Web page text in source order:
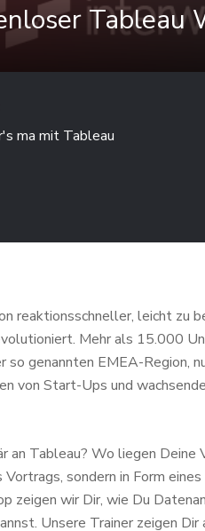
Tableau
ma mit Tableau
reaktionsschneller, leicht zu
Mehr als 15.000
so genannten EMEA-Region,
von Start-Ups und
Tableau? Wo liegen Deine
Vortrags, sondern in Form
zeigen wir Dir, wie Du
Unsere Trainer zeigen